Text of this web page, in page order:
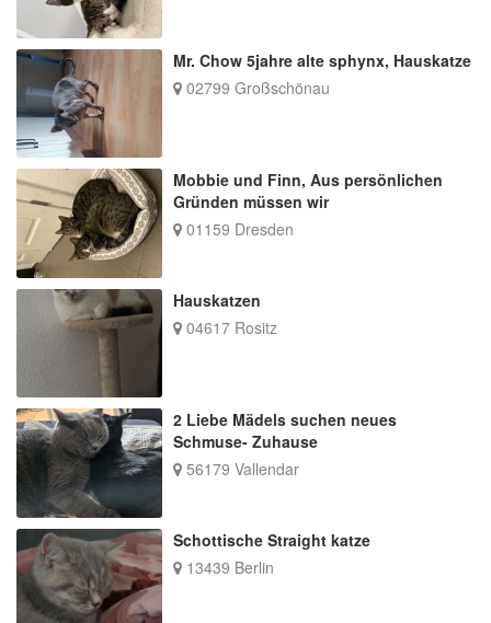
Mr. Chow 5jahre alte sphynx, Hauskatze
02799 Großschönau
Mobbie und Finn, Aus persönlichen
Gründen müssen wir
01159 Dresden
Hauskatzen
04617 Rositz
2 Liebe Mädels suchen neues
Schmuse- Zuhause
56179 Vallendar
Schottische Straight katze
13439 Berlin